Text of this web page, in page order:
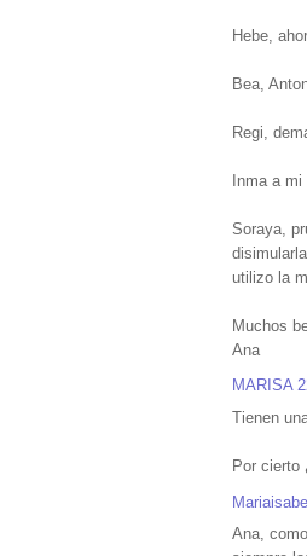
Hebe,
Bea,
Regi,
Inma a mi
Soraya,
utilizo la
Muchos
Ana
MARISA
Tienen
Por cierto
Ana,